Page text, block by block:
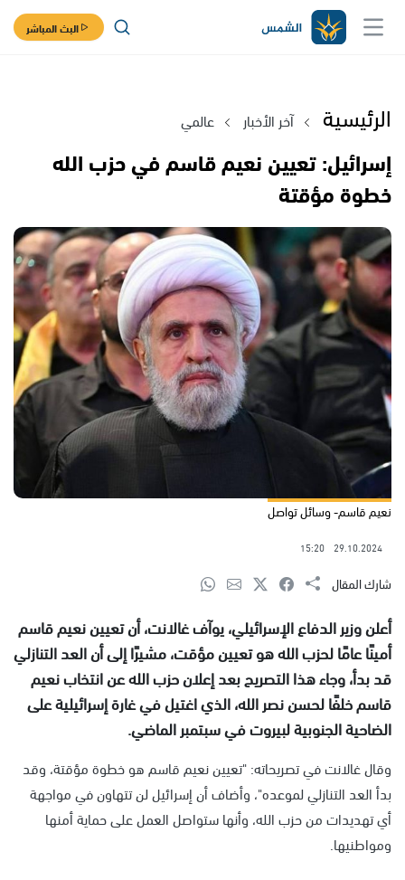
البث المباشر
الرئيسية آخر الأخبار عالمي
إسرائيل: تعيين نعيم قاسم في حزب الله
خطوة مؤقتة
نعيم قاسم- وسائل تواصل
29.10.2024
15:20
شارك المقال
أعلن وزير الدفاع الإسرائيلي، يوآف غالانت، أن تعيين نعيم قاسم
أمينًا عامًا لحزب الله هو تعيين مؤقت، مشيرًا إلى أن العد التنازلي
قد بدأ، وجاء هذا التصريح بعد إعلان حزب الله عن انتخاب نعيم
قاسم خلفًا لحسن نصر الله، الذي اغتيل في غارة إسرائيلية على
الضاحية الجنوبية لبيروت في سبتمبر الماضي.
وقال غالانت في تصريحاته: "تعيين نعيم قاسم هو خطوة مؤقتة، وقد
بدأ العد التنازلي لموعده"، وأضاف أن إسرائيل لن تتهاون في مواجهة
أي تهديدات من حزب الله، وأنها ستواصل العمل على حماية أمنها
ومواطنيها.